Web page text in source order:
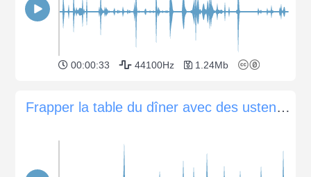
00:00:33 44100Hz 1.24Mb
Frapper la table du dîner avec des ustensiles